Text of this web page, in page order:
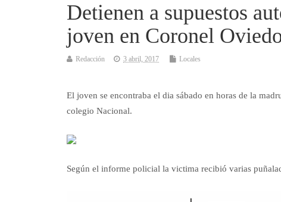
Detienen a supuestos
joven en Coronel
Redacción 3 abril, 2017 Locales
El joven se encontraba el dia sábado en horas de la
colegio Nacional.
Según el informe policial la victima recibió varias